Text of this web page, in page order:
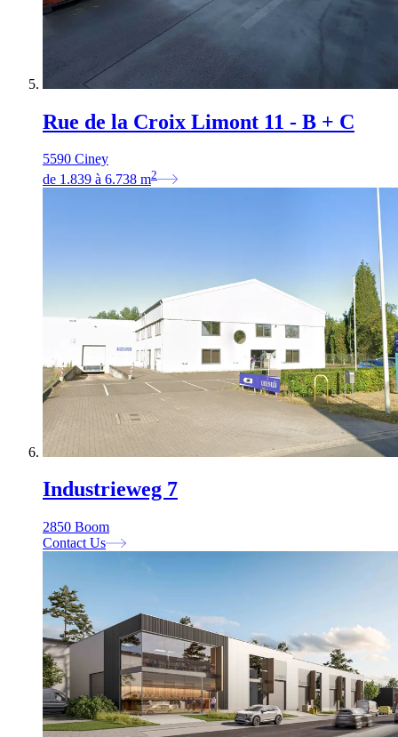
Rue de la Croix Limont 11 - B + C
5590 Ciney
de 1.839 à 6.738 m2
Industrieweg 7
2850 Boom
Contact Us